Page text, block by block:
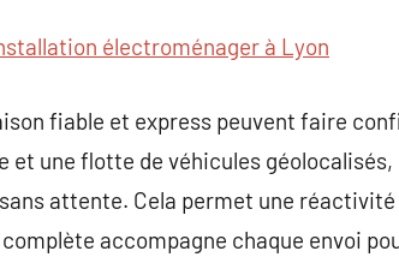
électroménager à Lyon
fiable et express peuvent faire
et une flotte de véhicules
attente. Cela permet une
accompagne chaque envoi